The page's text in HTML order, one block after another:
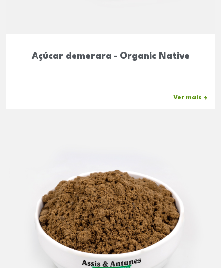
Açúcar demerara - Organic Native
Ver mais